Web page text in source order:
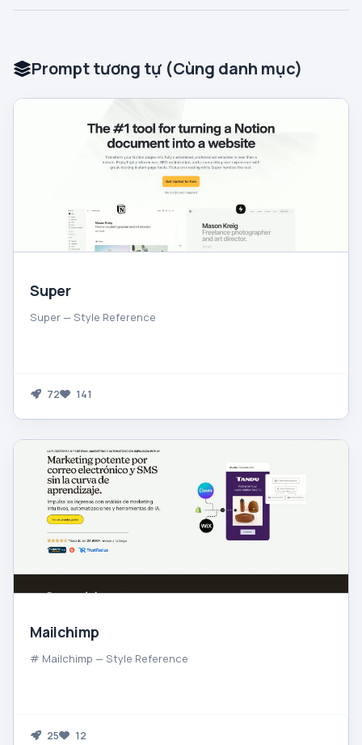
Prompt tương tự (Cùng danh mục)
Super
Super — Style Reference
72 141
Mailchimp
# Mailchimp — Style Reference
25 12